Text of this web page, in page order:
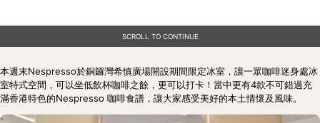
SCROLL TO CONTINUE
本週末Nespresso於銅鑼灣希慎廣場開設期間限定冰室，讓一眾咖啡迷身處冰
室特式空間，可以坐低飲杯咖啡之餘，更可以打卡！當中更有4款不可錯過充
滿香港特色的Nespresso 咖啡食譜，讓大家感受美好的本土情懷及風味。